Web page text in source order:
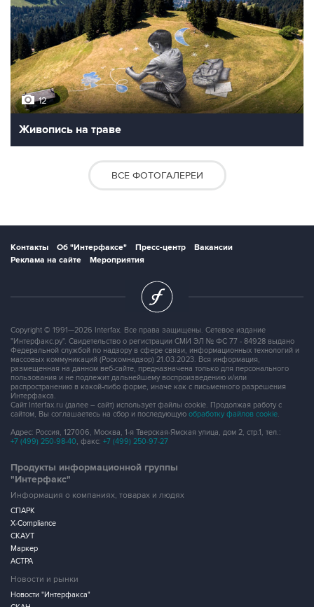
12
Живопись на траве
ВСЕ ФОТОГАЛЕРЕИ
Контакты Об "Интерфаксе" Пресс-центр
Вакансии
Реклама на сайте
Мероприятия
Copyright © 1991—2026 Interfax. Все права защищены. Сетевое издание
"Интерфакс.ру". Свидетельство о регистрации СМИ ЭЛ № ФС 77 - 84928 выдано
Федеральной службой по надзору в сфере связи, информационных технологий и
массовых коммуникаций (Роскомнадзор) 21.03.2023. Вся информация,
размещенная на данном веб-сайте, предназначена только для персонального
пользования и не подлежит дальнейшему воспроизведению и/или
распространению в какой-либо форме, иначе как с письменного разрешения
Интерфакса.
Сайт Interfax.ru (далее – сайт) использует файлы cookie. Продолжая работу с
сайтом, Вы соглашаетесь на сбор и последующую обработку файлов cookie.
Адрес: Россия, 127006, Москва, 1-я Тверская-Ямская улица, дом 2, стр.1, тел.:
+7 (499) 250-98-40, факс: +7 (499) 250-97-27
Продукты информационной группы
"Интерфакс"
Информация о компаниях, товарах и людях
СПАРК
X-Compliance
СКАУТ
Маркер
АСТРА
Новости и рынки
Новости "Интерфакса"